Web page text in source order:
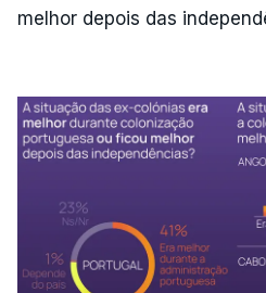
melhor depois das